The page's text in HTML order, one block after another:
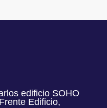
edificio SOHO
Edificio,